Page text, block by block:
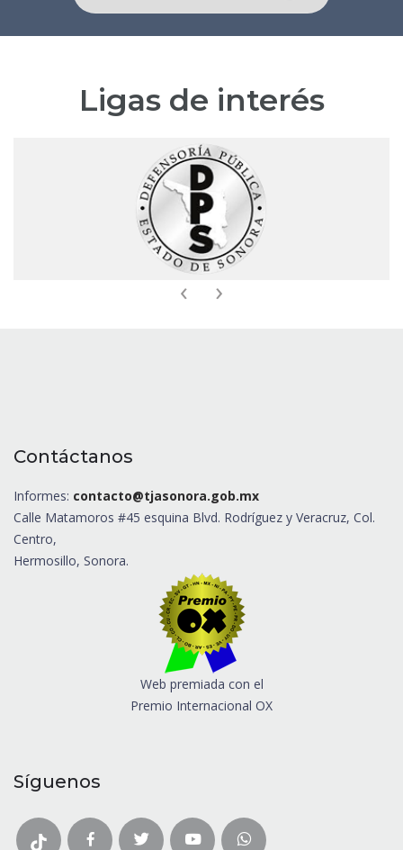
Ligas de interés
‹ ›
Contáctanos
Informes: contacto@tjasonora.gob.mx
Calle Matamoros #45 esquina Blvd. Rodríguez y Veracruz, Col.
Centro,
Hermosillo, Sonora.
Web premiada con el
Premio Internacional OX
Síguenos